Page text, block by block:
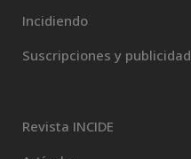
Incidiendo
Suscripciones y publicidad
Revista INCIDE